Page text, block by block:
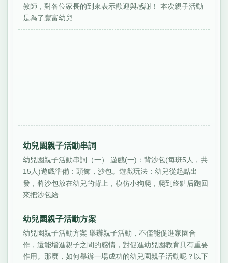
教師，對各位家長的到來表示歡迎與感謝！ 本次親子活動
是為了豐富幼兒...
幼兒園親子活動串詞
幼兒園親子活動串詞（一） 遊戲(一)：背沙包(每班5人，共
15人)遊戲準備：頭飾，沙包。遊戲玩法：幼兒從起點出
發，將沙包放在幼兒的背上，模仿小狗爬，爬到終點后跑回
來把沙包給...
幼兒園親子活動方案
幼兒園親子活動方案 舉辦親子活動，不僅能促進家園合
作，還能增進親子之間的感情，對促進幼兒園教育具有重要
作用。那麼，如何舉辦一場成功的幼兒園親子活動呢？以下